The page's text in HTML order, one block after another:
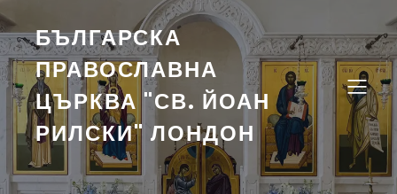
БЪЛГАРСКА
ПРАВОСЛАВНА
ЦЪРКВА "СВ. ЙОАН
РИЛСКИ" ЛОНДОН